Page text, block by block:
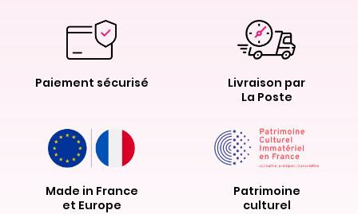
Paiement sécurisé
Livraison par
La Poste
Made in France
et Europe
Patrimoine
culturel